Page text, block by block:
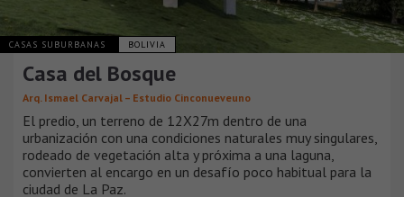
CASAS SUBURBANAS BOLIVIA
Casa del Bosque
Arq. Ismael Carvajal – Estudio Cinconueveuno
El predio, un terreno de 12X27m dentro de una
urbanización con una condiciones naturales muy singulares,
rodeado de vegetación alta y próxima a una laguna,
convierten al encargo en un desafío poco habitual para la
ciudad de La Paz.